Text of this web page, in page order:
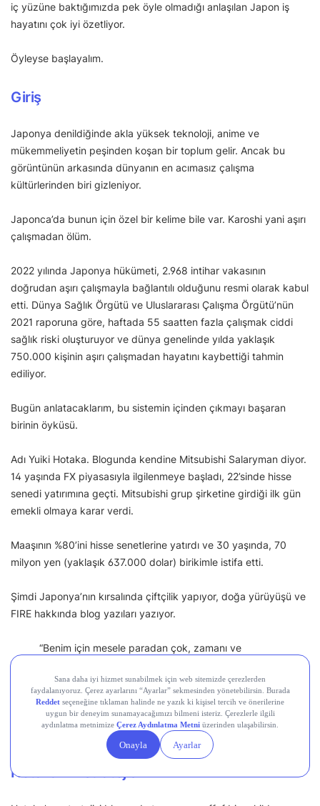
iç yüzüne baktığımızda pek öyle olmadığı anlaşılan Japon iş
hayatını çok iyi özetliyor.
Öyleyse başlayalım.
Giriş
Japonya denildiğinde akla yüksek teknoloji, anime ve
mükemmeliyetin peşinden koşan bir toplum gelir. Ancak bu
görüntünün arkasında dünyanın en acımasız çalışma
kültürlerinden biri gizleniyor.
Japonca’da bunun için özel bir kelime bile var. Karoshi yani aşırı
çalışmadan ölüm.
2022 yılında Japonya hükümeti, 2.968 intihar vakasının
doğrudan aşırı çalışmayla bağlantılı olduğunu resmi olarak kabul
etti. Dünya Sağlık Örgütü ve Uluslararası Çalışma Örgütü’nün
2021 raporuna göre, haftada 55 saatten fazla çalışmak ciddi
sağlık riski oluşturuyor ve dünya genelinde yılda yaklaşık
750.000 kişinin aşırı çalışmadan hayatını kaybettiği tahmin
ediliyor.
Bugün anlatacaklarım, bu sistemin içinden çıkmayı başaran
birinin öyküsü.
Adı Yuiki Hotaka. Blogunda kendine Mitsubishi Salaryman diyor.
14 yaşında FX piyasasıyla ilgilenmeye başladı, 22’sinde hisse
senedi yatırımına geçti. Mitsubishi grup şirketine girdiği ilk gün
emekli olmaya karar verdi.
Maaşının %80’ini hisse senetlerine yatırdı ve 30 yaşında, 70
milyon yen (yaklaşık 637.000 dolar) birikimle istifa etti.
Şimdi Japonya’nın kırsalında çiftçilik yapıyor, doğa yürüyüşü ve
FIRE hakkında blog yazıları yazıyor.
“Benim için mesele paradan çok, zamanı ve
masasına zincirlenmiş olarak geçirmek
istemiyordum.”
Hotaka, Japan Times, Eylül 2021
Hotaka’nın stratejisi